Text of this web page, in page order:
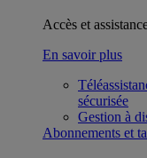
Accès et
En savoir plus
sécurisée
Gestion à
Abonnements et